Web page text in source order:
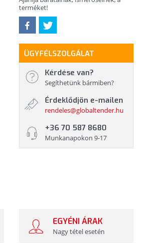
terméket!
ÜGYFÉLSZOLGÁLAT
Kérdése van?
Segíthetünk bármiben?
Érdeklődjön e-mailen
rendeles@globaltender.hu
+36 70 587 8680
Munkanapokon 9-17
EGYÉNI ÁRAK
Nagy tétel esetén